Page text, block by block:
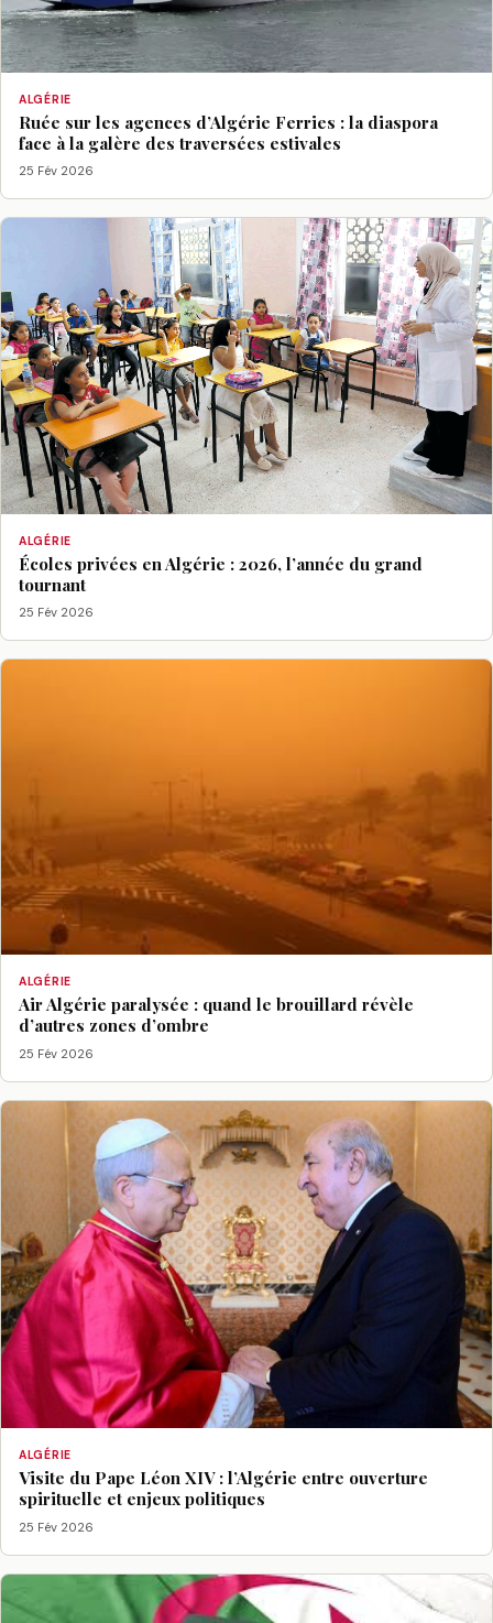
ALGÉRIE
Ruée sur les agences d’Algérie Ferries : la diaspora
face à la galère des traversées estivales
25 Fév 2026
ALGÉRIE
Écoles privées en Algérie : 2026, l’année du grand
tournant
25 Fév 2026
ALGÉRIE
Air Algérie paralysée : quand le brouillard révèle
d’autres zones d’ombre
25 Fév 2026
ALGÉRIE
Visite du Pape Léon XIV : l’Algérie entre ouverture
spirituelle et enjeux politiques
25 Fév 2026